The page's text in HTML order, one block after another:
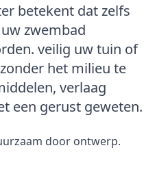
betekent dat zelfs
zwembad
veilig uw tuin of
het milieu te
verlaag
een gerust geweten.
door ontwerp.